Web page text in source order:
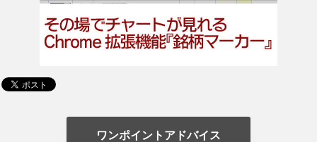
ワンポイントアドバイス